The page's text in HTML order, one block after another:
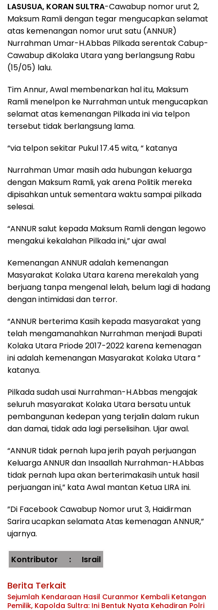
LASUSUA, KORAN SULTRA-Cawabup nomor urut 2,
Maksum Ramli dengan tegar mengucapkan selamat
atas kemenangan nomor urut satu (ANNUR)
Nurrahman Umar-H.Abbas Pilkada serentak Cabup-
Cawabup diKolaka Utara yang berlangsung Rabu
(15/05) lalu.
Tim Annur, Awal membenarkan hal itu, Maksum
Ramli menelpon ke Nurrahman untuk mengucapkan
selamat atas kemenangan Pilkada ini via telpon
tersebut tidak berlangsung lama.
“via telpon sekitar Pukul 17.45 wita, “ katanya
Nurrahman Umar masih ada hubungan keluarga
dengan Maksum Ramli, yak arena Politik mereka
dipisahkan untuk sementara waktu sampai pilkada
selesai.
“ANNUR salut kepada Maksum Ramli dengan legowo
mengakui kekalahan Pilkada ini,” ujar awal
Kemenangan ANNUR adalah kemenangan
Masyarakat Kolaka Utara karena merekalah yang
berjuang tanpa mengenal lelah, belum lagi di hadang
dengan intimidasi dan terror.
“ANNUR berterima Kasih kepada masyarakat yang
telah mengamanahkan Nurrahman menjadi Bupati
Kolaka Utara Priode 2017-2022 karena kemenagan
ini adalah kemenangan Masyarakat Kolaka Utara ”
katanya.
Pilkada sudah usai Nurrahman-H.Abbas mengajak
seluruh masyarakat Kolaka Utara bersatu untuk
pembangunan kedepan yang terjalin dalam rukun
dan damai, tidak ada lagi perselisihan. Ujar awal.
“ANNUR tidak pernah lupa jerih payah perjuangan
Keluarga ANNUR dan Insaallah Nurrahman-H.Abbas
tidak pernah lupa akan berterimakasih untuk hasil
perjuangan ini,” kata Awal mantan Ketua LIRA ini.
”Di Facebook Cawabup Nomor urut 3, Haidirman
Sarira ucapkan selamata Atas kemenagan ANNUR,”
ujarnya.
Kontributor : Israil
Berita Terkait
Sejumlah Kendaraan Hasil Curanmor Kembali Ketangan
Pemilik, Kapolda Sultra: Ini Bentuk Nyata Kehadiran Polri